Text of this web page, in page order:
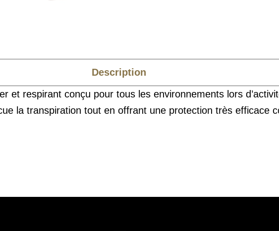
Description
et respirant conçu pour tous les environnements lors
la transpiration tout en offrant une protection très efficace